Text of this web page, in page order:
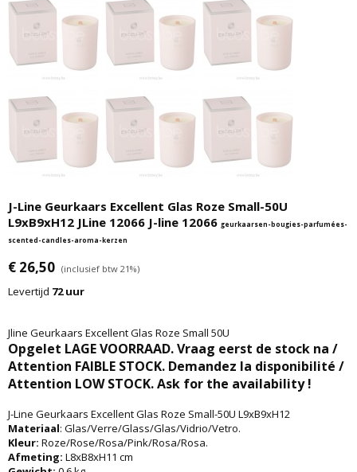
J-Line Geurkaars Excellent Glas Roze Small-50U
L9xB9xH12 JLine 12066 J-line 12066 geurkaarsen-bougies-parfumées-
scented-candles-aroma-kerzen
€ 26,50 (inclusief btw 21%)
Levertijd 72 uur
Jline Geurkaars Excellent Glas Roze Small 50U
Opgelet LAGE VOORRAAD. Vraag eerst de stock na /
Attention FAIBLE STOCK. Demandez la disponibilité /
Attention LOW STOCK. Ask for the availability !
J-Line Geurkaars Excellent Glas Roze Small-50U L9xB9xH12
Materiaal: Glas/Verre/Glass/Glas/Vidrio/Vetro.
Kleur: Roze/Rose/Rosa/Pink/Rosa/Rosa.
Afmeting: L8xB8xH11 cm